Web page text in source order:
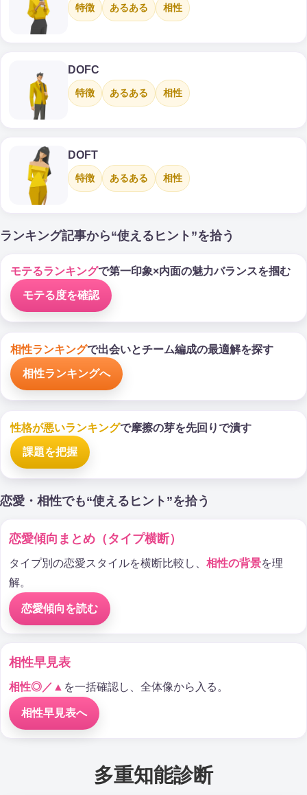
特徴 あるある 相性
DOFC
特徴 あるある 相性
DOFT
特徴 あるある 相性
ランキング記事から“使えるヒント”を拾う
モテるランキングで第一印象×内面の魅力バランスを掴む
モテる度を確認
相性ランキングで出会いとチーム編成の最適解を探す
相性ランキングへ
性格が悪いランキングで摩擦の芽を先回りで潰す
課題を把握
恋愛・相性でも“使えるヒント”を拾う
恋愛傾向まとめ（タイプ横断）
タイプ別の恋愛スタイルを横断比較し、 相性の背景を理
解。
恋愛傾向を読む
相性早見表
相性◎／▲ を一括確認し、全体像から入る。
相性早見表へ
多重知能診断